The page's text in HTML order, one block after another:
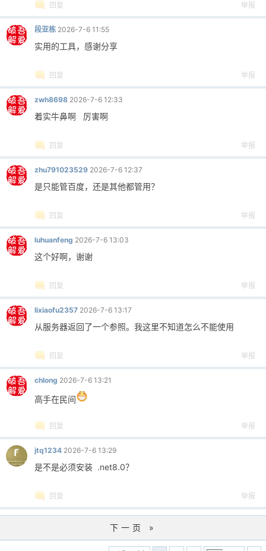
回复 举报
段亚栋 2026-7-6 11:55
实用的工具，感谢分享
回复 举报
zwh8698 2026-7-6 12:33
着实牛鼻啊 厉害啊
回复 举报
zhu791023529 2026-7-6 12:37
是只能管百度，还是其他都管用？
回复 举报
luhuanfeng 2026-7-6 13:03
这个好啊，谢谢
回复 举报
lixiaofu2357 2026-7-6 13:17
从服务器返回了一个参照。我这里不知道怎么不能使用
回复 举报
chlong 2026-7-6 13:21
高手在民间
回复 举报
jtq1234 2026-7-6 13:29
是不是必须安装 .net8.0？
回复 举报
下一页 »